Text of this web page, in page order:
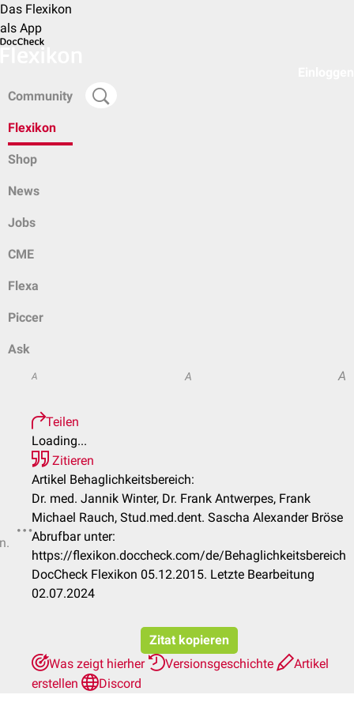
Das Flexikon
als App
Community
Flexikon
Shop
News
Jobs
CME
Flexa
Piccer
Ask
A A A
Teilen
Loading...
Zitieren
Artikel Behaglichkeitsbereich:
Dr. med. Jannik Winter, Dr. Frank Antwerpes, Frank
Michael Rauch, Stud.med.dent. Sascha Alexander Bröse
Abrufbar unter:
https://flexikon.doccheck.com/de/Behaglichkeitsbereich
DocCheck Flexikon 05.12.2015. Letzte Bearbeitung
02.07.2024
Zitat kopieren
Was zeigt hierher
Versionsgeschichte
Artikel
erstellen
Discord